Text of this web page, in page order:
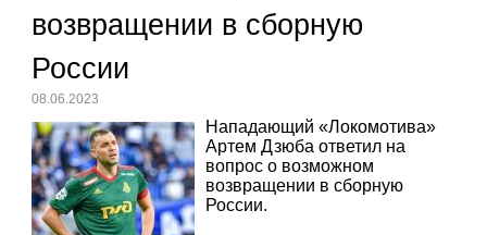
возвращении в сборную
России
08.06.2023
Нападающий «Локомотива»
Артем Дзюба ответил на
вопрос о возможном
возвращении в сборную
России.